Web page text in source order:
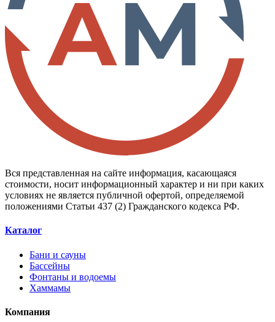
Вся представленная на сайте информация, касающаяся
стоимости, носит информационный характер и ни при каких
условиях не является публичной офертой, определяемой
положениями Статьи 437 (2) Гражданского кодекса РФ.
Каталог
Бани и сауны
Бассейны
Фонтаны и водоемы
Хаммамы
Компания